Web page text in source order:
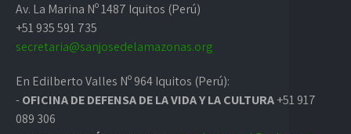
Av. La Marina Nº 1487 Iquitos (Perú)
+51 935 591 735
secretaria@sanjosedelamazonas.org
En Edilberto Valles Nº 964 Iquitos (Perú):
-OFICINA DE DEFENSA DE LA VIDA Y LA CULTURA+51 917
089 306